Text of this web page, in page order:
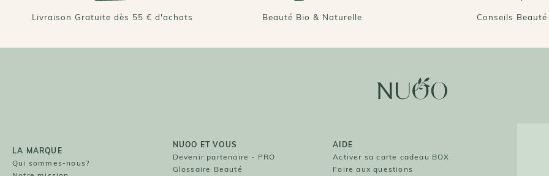
Livraison Gratuite dès 55 € d'achats Beauté Bio & Naturelle Conseils Beauté
LA MARQUE
Qui sommes-nous?
NUOO ET VOUS
Devenir partenaire - PRO
Glossaire Beauté
AIDE
Activer sa carte cadeau BOX
Foire aux questions